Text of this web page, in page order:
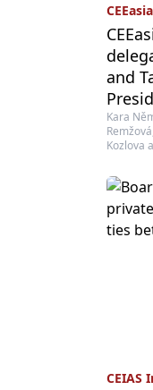
and
Kara
Kozlova
CEIAS